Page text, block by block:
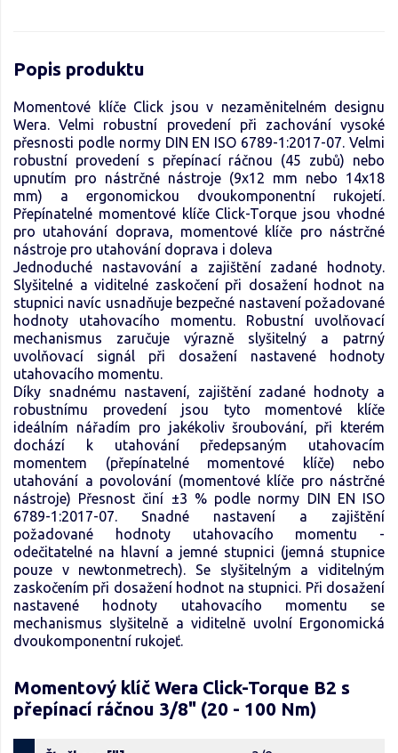
Popis produktu
Momentové klíče Click jsou v nezaměnitelném designu
Wera. Velmi robustní provedení při zachování vysoké
přesnosti podle normy DIN EN ISO 6789-1:2017-07. Velmi
robustní provedení s přepínací ráčnou (45 zubů) nebo
upnutím pro nástrčné nástroje (9x12 mm nebo 14x18
mm) a ergonomickou dvoukomponentní rukojetí.
Přepínatelné momentové klíče Click-Torque jsou vhodné
pro utahování doprava, momentové klíče pro nástrčné
nástroje pro utahování doprava i doleva
Jednoduché nastavování a zajištění zadané hodnoty.
Slyšitelné a viditelné zaskočení při dosažení hodnot na
stupnici navíc usnadňuje bezpečné nastavení požadované
hodnoty utahovacího momentu. Robustní uvolňovací
mechanismus zaručuje výrazně slyšitelný a patrný
uvolňovací signál při dosažení nastavené hodnoty
utahovacího momentu.
Díky snadnému nastavení, zajištění zadané hodnoty a
robustnímu provedení jsou tyto momentové klíče
ideálním nářadím pro jakékoliv šroubování, při kterém
dochází k utahování předepsaným utahovacím
momentem (přepínatelné momentové klíče) nebo
utahování a povolování (momentové klíče pro nástrčné
nástroje) Přesnost činí ±3 % podle normy DIN EN ISO
6789-1:2017-07. Snadné nastavení a zajištění
požadované hodnoty utahovacího momentu -
odečitatelné na hlavní a jemné stupnici (jemná stupnice
pouze v newtonmetrech). Se slyšitelným a viditelným
zaskočením při dosažení hodnot na stupnici. Při dosažení
nastavené hodnoty utahovacího momentu se
mechanismus slyšitelně a viditelně uvolní Ergonomická
dvoukomponentní rukojeť.
Momentový klíč Wera Click-Torque B2 s
přepínací ráčnou 3/8" (20 - 100 Nm)